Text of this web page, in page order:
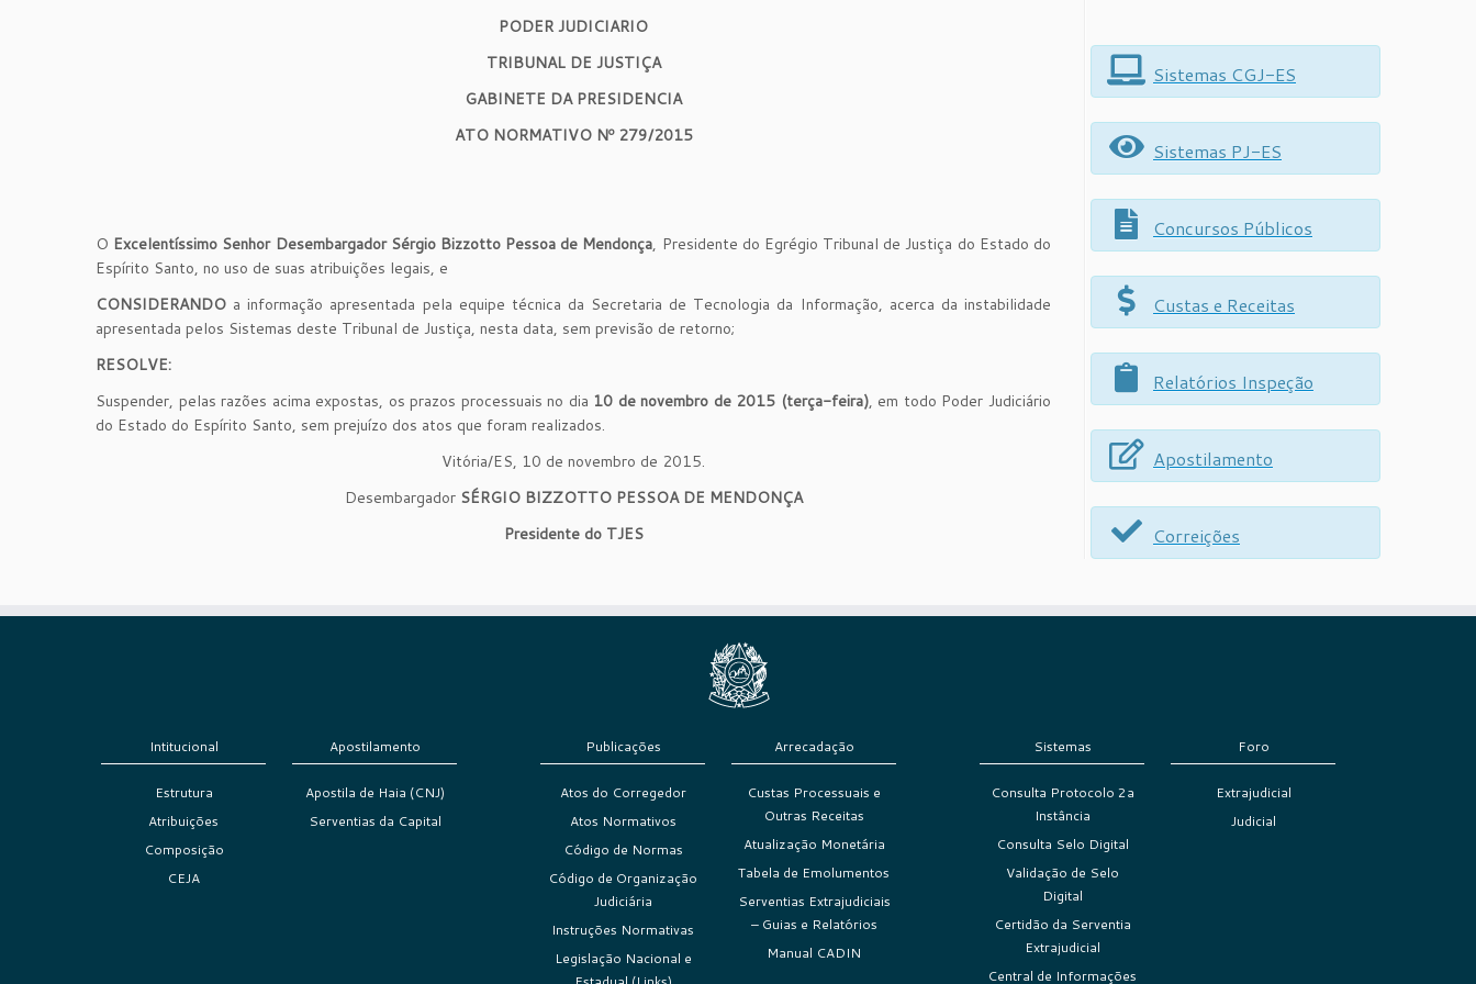
PODER JUDICIARIO
TRIBUNAL DE JUSTIÇA
GABINETE DA PRESIDENCIA
ATO NORMATIVO Nº 279/2015
O Excelentíssimo Senhor Desembargador Sérgio Bizzotto Pessoa de Mendonça, Presidente do Egrégio Tribunal de Justiça do Estado do
Espírito Santo, no uso de suas atribuições legais, e
CONSIDERANDO a informação apresentada pela equipe técnica da Secretaria de Tecnologia da Informação, acerca da instabilidade
apresentada pelos Sistemas deste Tribunal de Justiça, nesta data, sem previsão de retorno;
RESOLVE:
Suspender, pelas razões acima expostas, os prazos processuais no dia 10 de novembro de 2015 (terça-feira), em todo Poder Judiciário
do Estado do Espírito Santo, sem prejuízo dos atos que foram realizados.
Vitória/ES, 10 de novembro de 2015.
Desembargador SÉRGIO BIZZOTTO PESSOA DE MENDONÇA
Presidente do TJES
Sistemas CGJ-ES
Sistemas PJ-ES
Concursos Públicos
Custas e Receitas
Relatórios Inspeção
Apostilamento
Correições
Intitucional
Estrutura
Atribuições
Composição
CEJA
Apostilamento
Apostila de Haia (CNJ)
Serventias da Capital
Publicações
Atos do Corregedor
Atos Normativos
Código de Normas
Código de Organização
Judiciária
Instruções Normativas
Legislação Nacional e
Arrecadação
Custas Processuais e
Outras Receitas
Atualização Monetária
Tabela de Emolumentos
Serventias Extrajudiciais
– Guias e Relatórios
Manual CADIN
Sistemas
Consulta Protocolo 2a
Instância
Consulta Selo Digital
Validação de Selo
Digital
Certidão da Serventia
Extrajudicial
Central de Informações
Foro
Extrajudicial
Judicial